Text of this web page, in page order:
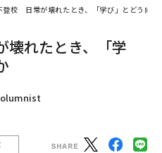
登校 日常が壊れたとき、「学び」とどう向
れたとき、「学